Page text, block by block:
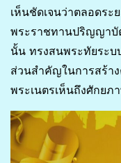
เห็นชัดเจนว่าตลอดระ
พระราชทานปริญญา
นั้น ทรงสนพระทัยระ
ส่วนสำคัญในการสร้า
พระเนตรเห็นถึงศักย